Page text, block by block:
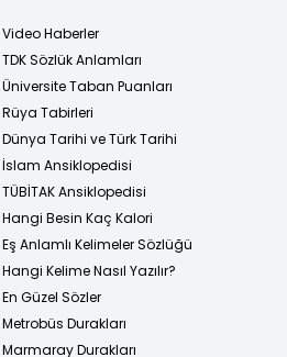
Video Haberler
TDK Sözlük Anlamları
Üniversite Taban Puanları
Rüya Tabirleri
Dünya Tarihi ve Türk Tarihi
İslam Ansiklopedisi
TÜBİTAK Ansiklopedisi
Hangi Besin Kaç Kalori
Eş Anlamlı Kelimeler Sözlüğü
Hangi Kelime Nasıl Yazılır?
En Güzel Sözler
Metrobüs Durakları
Marmaray Durakları